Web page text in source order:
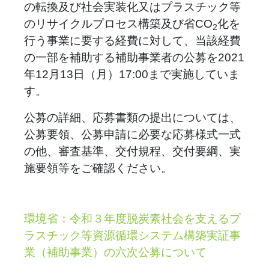
の転換及び社会実装化又はプラスチック等
のリサイクルプロセス構築及び省CO2化を
行う事業に要する経費に対して、当該経費
の一部を補助する補助事業者の公募を2021
年12 月13日（月）17:00まで実施していま
す。
公募の詳細、応募書類の提出については、
公募要領、公募申請に必要な応募様式一式
の他、審査基準、交付規程、交付要綱、実
施要領等をご確認ください。
環境省：令和３年度脱炭素社会を支えるプ
ラスチック等資源循環システム構築実証事
業（補助事業）の六次公募について